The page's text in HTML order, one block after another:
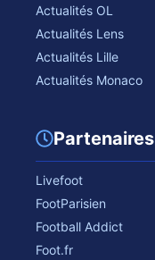
Actualités OL
Actualités Lens
Actualités Lille
Actualités Monaco
Partenaires
Livefoot
FootParisien
Football Addict
Foot.fr